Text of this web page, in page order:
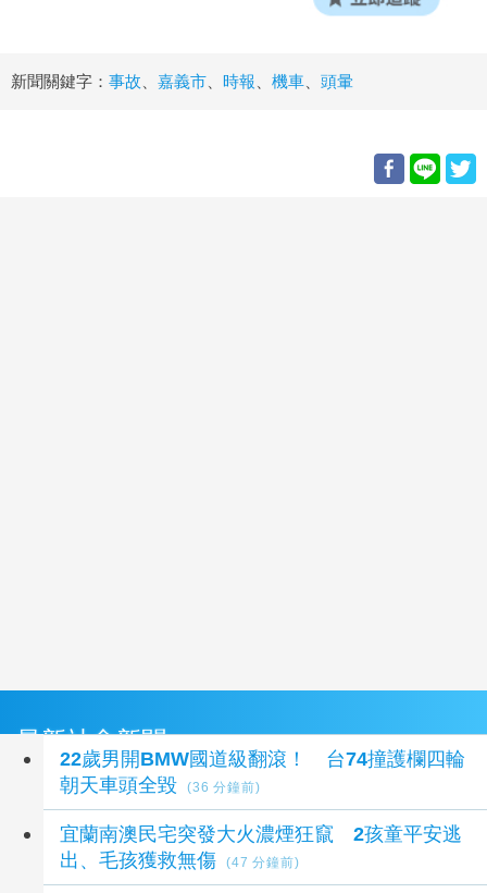
新聞關鍵字： 事故 嘉義市 時報 機車 頭暈
最新社會新聞
22歲男開BMW國道級翻滾！ 台74撞護欄四輪
朝天車頭全毀
(36 分鐘前)
宜蘭南澳民宅突發大火濃煙狂竄 2孩童平安逃
出、毛孩獲救無傷
(47 分鐘前)